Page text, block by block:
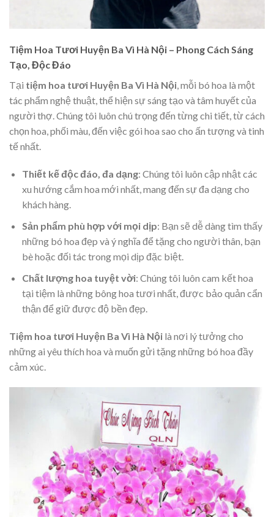
Tiệm Hoa Tươi Huyện Ba Vì Hà Nội – Phong Cách Sáng
Tạo, Độc Đáo
Tại tiệm hoa tươi Huyện Ba Vì Hà Nội , mỗi bó hoa là một
tác phẩm nghệ thuật, thể hiện sự sáng tạo và tâm huyết của
người thợ. Chúng tôi luôn chú trọng đến từng chi tiết, từ cách
chọn hoa, phối màu, đến việc gói hoa sao cho ấn tượng và tinh
tế nhất.
Thiết kế độc đáo, đa dạng: Chúng tôi luôn cập nhật các
xu hướng cắm hoa mới nhất, mang đến sự đa dạng cho
khách hàng.
Sản phẩm phù hợp với mọi dịp: Bạn sẽ dễ dàng tìm thấy
những bó hoa đẹp và ý nghĩa để tặng cho người thân, bạn
bè hoặc đối tác trong mọi dịp đặc biệt.
Chất lượng hoa tuyệt vời: Chúng tôi luôn cam kết hoa
tại tiệm là những bông hoa tươi nhất, được bảo quản cẩn
thận để giữ được độ bền đẹp.
Tiệm hoa tươi Huyện Ba Vì Hà Nội là nơi lý tưởng cho
những ai yêu thích hoa và muốn gửi tặng những bó hoa đầy
cảm xúc.